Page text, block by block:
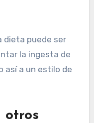
dieta puede ser
la ingesta de
así a un estilo de
otros